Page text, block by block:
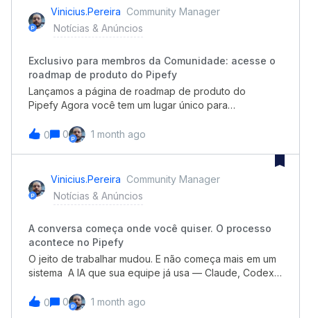
Aplicar IA na rotina do seu time; Criar agentes e
automatizar processos de ponta a ponta; Otimizar
fluxos de trabalho para acelerar seus resultados. 📅
Academy e inscreva-se nos temas do seu interesse!
(Sem complicação: acesse a Academy em 2 cliques
usando seu login Google/SSO, sem precisar memorizar
uma senha nova)
Vinicius.pereira Community Manager
Notícias & Anúncios
Exclusivo para membros da Comunidade: acesse o
roadmap de produto do Pipefy
Lançamos a página de roadmap de produto do
Pipefy Agora você tem um lugar único para
20 melhorias dos últimos meses, incluindo MCP Server,
AI Agents, BYOM e Integration Hub, sempre atualizado
página, salve nos favoritos e acompanhe a evolução
do produto diretamente por aqui. Confira todos os
lançamentos 💙 Este conteúdo é exclusivo para
cadastro leva menos de 2 minutos e você pode entrar
direto com sua conta Google.
0 0 1 month ago
Vinicius.pereira Community Manager
Notícias & Anúncios
A conversa começa onde você quiser. O processo
acontece no Pipefy
O jeito de trabalhar mudou. E não começa mais em um
sistema A IA que sua equipe já usa — Claude, Codex,
processos completos no Pipefy. Com governança,
auditoria e regras de negócio embutidas. Em dias, não
0 0 1 month ago